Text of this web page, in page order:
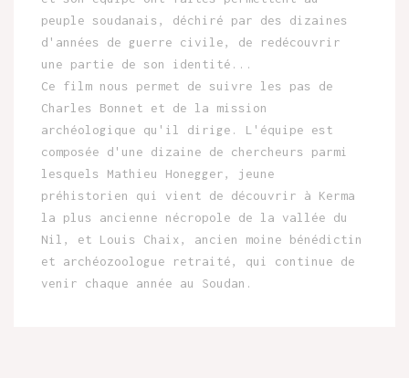
peuple soudanais, déchiré par des dizaines
d'années de guerre civile, de redécouvrir
une partie de son identité...
Ce film nous permet de suivre les pas de
Charles Bonnet et de la mission
archéologique qu'il dirige. L'équipe est
composée d'une dizaine de chercheurs parmi
lesquels Mathieu Honegger, jeune
préhistorien qui vient de découvrir à Kerma
la plus ancienne nécropole de la vallée du
Nil, et Louis Chaix, ancien moine bénédictin
et archéozoologue retraité, qui continue de
venir chaque année au Soudan.